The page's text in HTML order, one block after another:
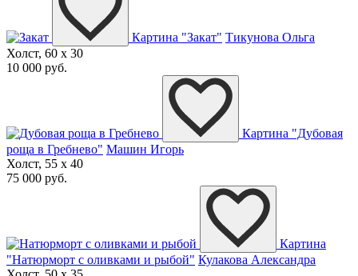
Картина "Закат" Тикунова Ольга
Холст, 60 x 30
10 000 руб.
Картина "Дубовая
роща в Гребнево" Машин Игорь
Холст, 55 x 40
75 000 руб.
Картина
"Натюрморт с оливками и рыбой" Кулакова Александра